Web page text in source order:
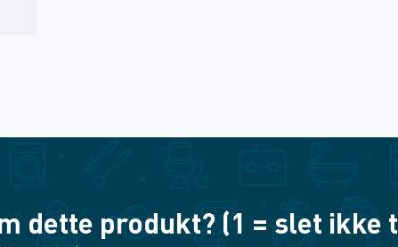
dette produkt? (1 = slet ikke